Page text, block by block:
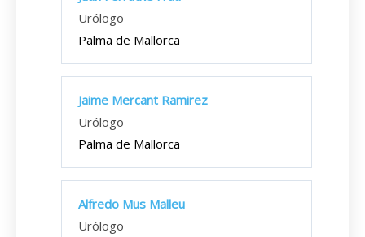
Urólogo
Palma de Mallorca
Jaime Mercant Ramirez
Urólogo
Palma de Mallorca
Alfredo Mus Malleu
Urólogo